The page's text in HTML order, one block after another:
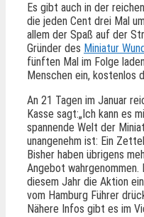
Es gibt auch in der
die jeden Cent drei Mal
allem der Spaß auf der
Gründer des Miniatur
fünften Mal im Folge
Menschen ein, kostenlos
An 21 Tagen im Januar
Kasse sagt:„Ich kann es
spannende Welt der
unangenehm ist: Ein
Bisher haben übrigens
Angebot
diesem Jahr die Aktion
vom Hamburg Führer
Nähere Infos gibt es im